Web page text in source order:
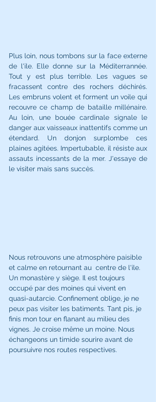
Plus loin, nous tombons sur la face externe
de l'ile. Elle donne sur la Méditerrannée.
Tout y est plus terrible. Les vagues se
fracassent contre des rochers déchirés.
Les embruns volent et forment un voile qui
recouvre ce champ de bataille millénaire.
Au loin, une bouée cardinale signale le
danger aux vaisseaux inattentifs comme un
étendard. Un donjon surplombe ces
plaines agitées. Impertubable, il résiste aux
assauts incessants de la mer. J'essaye de
le visiter mais sans succès.
Nous retrouvons une atmosphère paisible
et calme en retournant au  centre de l'ile.
Un monastère y siège. Il est toujours
occupé par des moines qui vivent en
quasi-autarcie. Confinement oblige, je ne
peux pas visiter les batiments. Tant pis, je
finis mon tour en flanant au milieu des
vignes. Je croise même un moine. Nous
échangeons un timide sourire avant de
poursuivre nos routes respectives.